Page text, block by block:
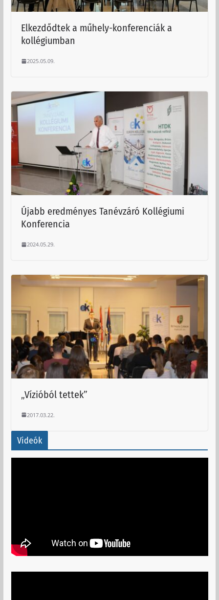
Elkezdődtek a műhely-konferenciák a
kollégiumban
2025.05.09.
Újabb eredményes Tanévzáró Kollégiumi
Konferencia
2024.05.29.
„Vízióból tettek”
2017.03.22.
Videók